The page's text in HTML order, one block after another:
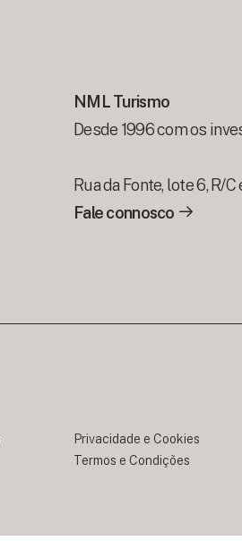
NML Turismo
Desde 1996 com os
Rua da Fonte, lote 6, R/
Fale connosco
Privacidade e Cookies
Termos e Condições